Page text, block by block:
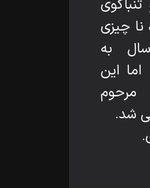
نا چيزى
مدت 50 سال به
اما اين
مرحوم
شد.